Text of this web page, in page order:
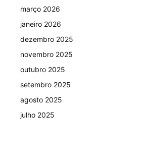
março 2026
janeiro 2026
dezembro 2025
novembro 2025
outubro 2025
setembro 2025
agosto 2025
julho 2025